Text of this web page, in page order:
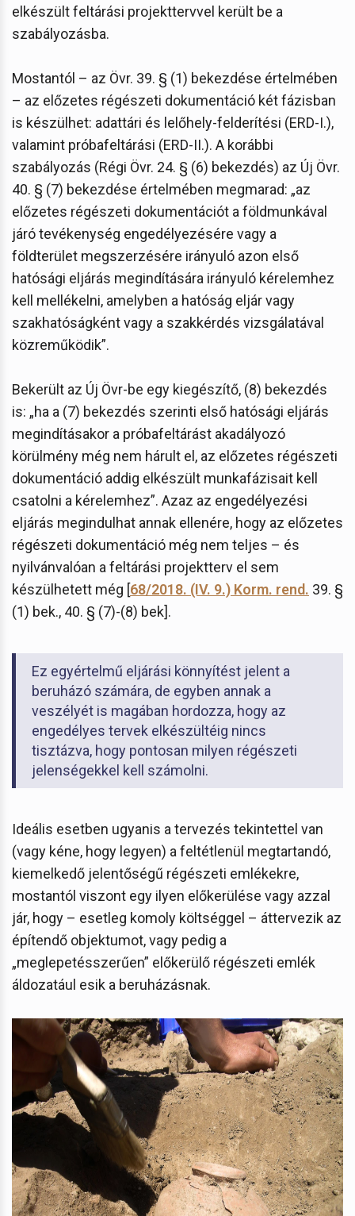
elkészült feltárási projekttervvel került be a
szabályozásba.
Mostantól – az Övr. 39. § (1) bekezdése értelmében
– az előzetes régészeti dokumentáció két fázisban
is készülhet: adattári és lelőhely-felderítési (ERD-I.),
valamint próbafeltárási (ERD-II.). A korábbi
szabályozás (Régi Övr. 24. § (6) bekezdés) az Új Övr.
40. § (7) bekezdése értelmében megmarad: „az
előzetes régészeti dokumentációt a földmunkával
járó tevékenység engedélyezésére vagy a
földterület megszerzésére irányuló azon első
hatósági eljárás megindítására irányuló kérelemhez
kell mellékelni, amelyben a hatóság eljár vagy
szakhatóságként vagy a szakkérdés vizsgálatával
közreműködik”.
Bekerült az Új Övr-be egy kiegészítő, (8) bekezdés
is: „ha a (7) bekezdés szerinti első hatósági eljárás
megindításakor a próbafeltárást akadályozó
körülmény még nem hárult el, az előzetes régészeti
dokumentáció addig elkészült munkafázisait kell
csatolni a kérelemhez”. Azaz az engedélyezési
eljárás megindulhat annak ellenére, hogy az előzetes
régészeti dokumentáció még nem teljes – és
nyilvánvalóan a feltárási projektterv el sem
készülhetett még [68/2018. (IV. 9.) Korm. rend. 39. §
(1) bek., 40. § (7)-(8) bek].
Ez egyértelmű eljárási könnyítést jelent a
beruházó számára, de egyben annak a
veszélyét is magában hordozza, hogy az
engedélyes tervek elkészültéig nincs
tisztázva, hogy pontosan milyen régészeti
jelenségekkel kell számolni.
Ideális esetben ugyanis a tervezés tekintettel van
(vagy kéne, hogy legyen) a feltétlenül megtartandó,
kiemelkedő jelentőségű régészeti emlékekre,
mostantól viszont egy ilyen előkerülése vagy azzal
jár, hogy – esetleg komoly költséggel – áttervezik az
építendő objektumot, vagy pedig a
„meglepetésszerűen” előkerülő régészeti emlék
áldozatául esik a beruházásnak.